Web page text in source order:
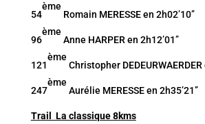
54
ème
Romain MERESSE en 2h02’10’’
96
ème
Anne HARPER en 2h12’01’’
121
ème
Christopher DEDEURWAERDER
247
ème
Aurélie MERESSE en 2h35’21’’
Trail La classique 8kms